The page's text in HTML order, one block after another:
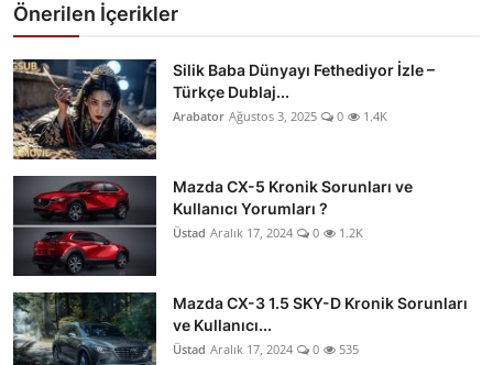
Önerilen İçerikler
Silik Baba Dünyayı Fethediyor İzle –
Türkçe Dublaj...
Arabator Ağustos 3, 2025 0 1.4K
Mazda CX-5 Kronik Sorunları ve
Kullanıcı Yorumları ?
Üstad Aralık 17, 2024 0 1.2K
Mazda CX-3 1.5 SKY-D Kronik Sorunları
ve Kullanıcı...
Üstad Aralık 17, 2024 0 535